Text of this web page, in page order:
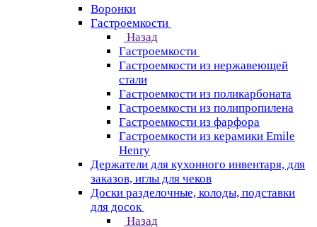
Воронки
Гастроемкости
Назад
Гастроемкости
Гастроемкости из нержавеющей
стали
Гастроемкости из поликарбоната
Гастроемкости из полипропилена
Гастроемкости из фарфора
Гастроемкости из керамики Emile
Henry
Держатели для кухонного инвентаря, для
заказов, иглы для чеков
Доски разделочные, колоды, подставки
для досок
Назад